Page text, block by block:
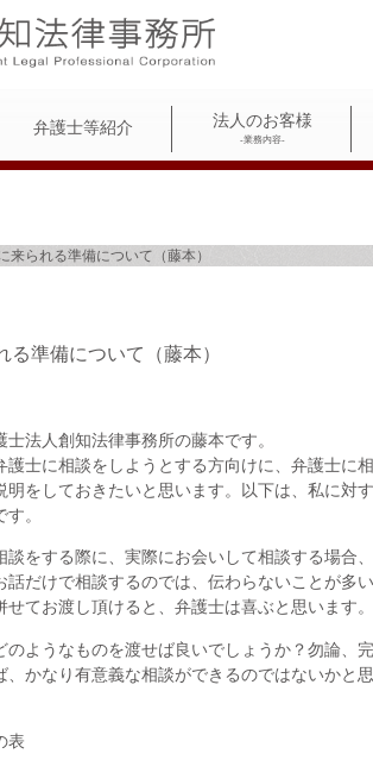
弁護士等紹介 法人のお客様
-業務内容-
来られる準備について（藤本）
る準備について（藤本）
法人創知法律事務所の藤本です。
士に相談をしようとする方向けに、弁護士に
明をしておきたいと思います。以下は、私に対
。
をする際に、実際にお会いして相談する場合
話だけで相談するのでは、伝わらないことが多
せてお渡し頂けると、弁護士は喜ぶと思います。
ようなものを渡せば良いでしょうか？勿論、
、かなり有意義な相談ができるのではないかと思
表